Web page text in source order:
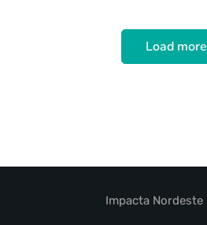
Load more
Impacta Nordeste